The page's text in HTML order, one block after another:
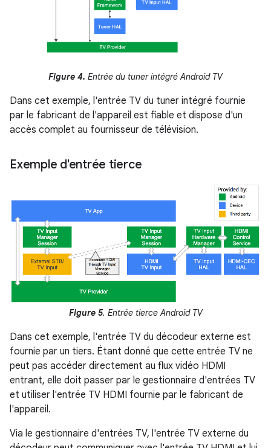
Figure 4. Entrée du tuner intégré Android TV
Dans cet exemple, l'entrée TV du tuner intégré fournie
par le fabricant de l'appareil est fiable et dispose d'un
accès complet au fournisseur de télévision.
Exemple d'entrée tierce
Figure 5. Entrée tierce Android TV
Dans cet exemple, l'entrée TV du décodeur externe est
fournie par un tiers. Étant donné que cette entrée TV ne
peut pas accéder directement au flux vidéo HDMI
entrant, elle doit passer par le gestionnaire d'entrées TV
et utiliser l'entrée TV HDMI fournie par le fabricant de
l'appareil.
Via le gestionnaire d'entrées TV, l'entrée TV externe du